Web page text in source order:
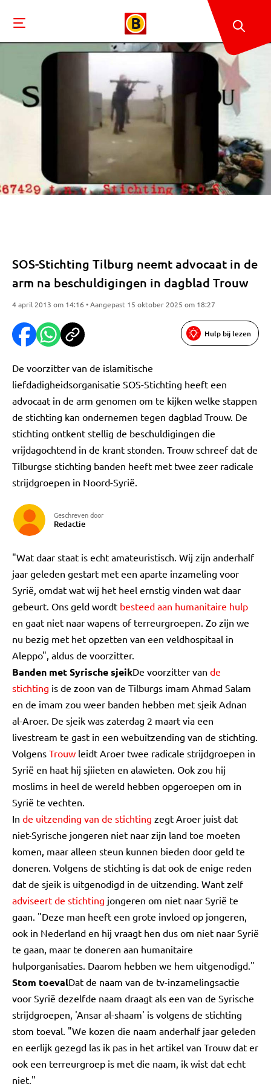
SOS-Stichting Tilburg neemt advocaat in de
arm na beschuldigingen in dagblad Trouw
4 april 2013 om 14:16 • Aangepast 15 oktober 2025 om 18:27
Hulp bij lezen
De voorzitter van de islamitische
liefdadigheidsorganisatie SOS-Stichting heeft een
advocaat in de arm genomen om te kijken welke stappen
de stichting kan ondernemen tegen dagblad Trouw. De
stichting ontkent stellig de beschuldigingen die
vrijdagochtend in de krant stonden. Trouw schreef dat de
Tilburgse stichting banden heeft met twee zeer radicale
strijdgroepen in Noord-Syrië.
Geschreven door
Redactie
"Wat daar staat is echt amateuristisch. Wij zijn anderhalf
jaar geleden gestart met een aparte inzameling voor
Syrië, omdat wat wij het heel ernstig vinden wat daar
gebeurt. Ons geld wordt besteed aan humanitaire hulp
en gaat niet naar wapens of terreurgroepen. Zo zijn we
nu bezig met het opzetten van een veldhospitaal in
Aleppo", aldus de voorzitter.
Banden met Syrische sjeikDe voorzitter van de
stichting is de zoon van de Tilburgs imam Ahmad Salam
en de imam zou weer banden hebben met sjeik Adnan
al-Aroer. De sjeik was zaterdag 2 maart via een
livestream te gast in een webuitzending van de stichting.
Volgens Trouw leidt Aroer twee radicale strijdgroepen in
Syrië en haat hij sjiieten en alawieten. Ook zou hij
moslims in heel de wereld hebben opgeroepen om in
Syrië te vechten.
In de uitzending van de stichting zegt Aroer juist dat
niet-Syrische jongeren niet naar zijn land toe moeten
komen, maar alleen steun kunnen bieden door geld te
doneren. Volgens de stichting is dat ook de enige reden
dat de sjeik is uitgenodigd in de uitzending. Want zelf
adviseert de stichting jongeren om niet naar Syrië te
gaan. "Deze man heeft een grote invloed op jongeren,
ook in Nederland en hij vraagt hen dus om niet naar Syrië
te gaan, maar te doneren aan humanitaire
hulporganisaties. Daarom hebben we hem uitgenodigd."
Stom toevalDat de naam van de tv-inzamelingsactie
voor Syrië dezelfde naam draagt als een van de Syrische
strijdgroepen, 'Ansar al-shaam' is volgens de stichting
stom toeval. "We kozen die naam anderhalf jaar geleden
en eerlijk gezegd las ik pas in het artikel van Trouw dat er
ook een terreurgroep is met die naam, ik wist dat echt
niet."